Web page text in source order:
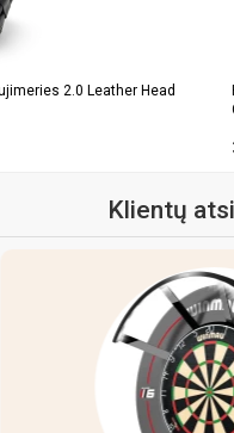
2.0 Leather Head
Klientų